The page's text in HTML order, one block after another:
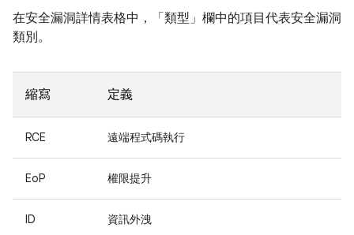
在安全漏洞詳情表格中，「類型」 欄中的項目代表安全漏洞
類別。
縮寫 定義
RCE 遠端程式碼執行
EoP 權限提升
ID 資訊外洩